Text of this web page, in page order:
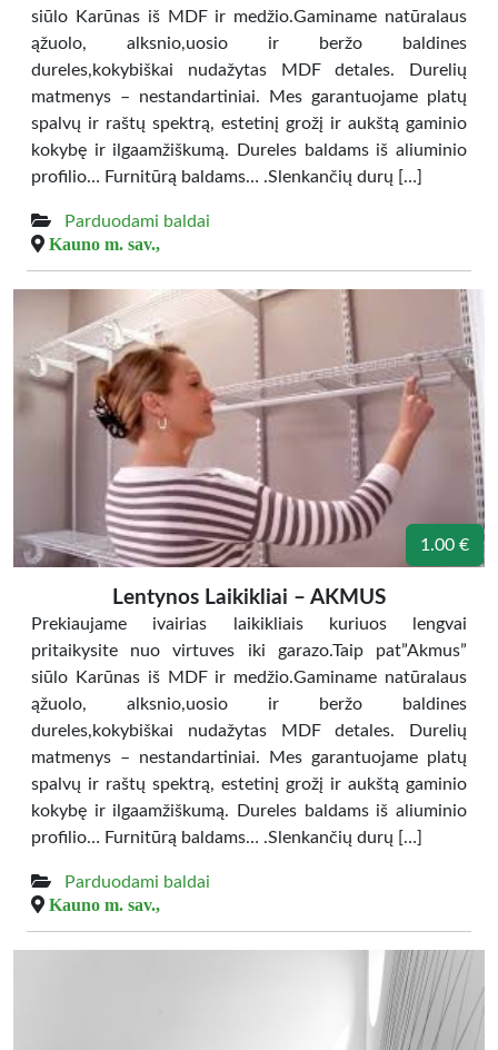
siūlo Karūnas iš MDF ir medžio.Gaminame natūralaus
ąžuolo, alksnio,uosio ir beržo baldines
dureles,kokybiškai nudažytas MDF detales. Durelių
matmenys – nestandartiniai. Mes garantuojame platų
spalvų ir raštų spektrą, estetinį grožį ir aukštą gaminio
kokybę ir ilgaamžiškumą. Dureles baldams iš aliuminio
profilio… Furnitūrą baldams… .Slenkančių durų […]
Parduodami baldai
Kauno m. sav.,
1.00 €
Lentynos Laikikliai – AKMUS
Prekiaujame ivairias laikikliais kuriuos lengvai
pritaikysite nuo virtuves iki garazo.Taip pat”Akmus”
siūlo Karūnas iš MDF ir medžio.Gaminame natūralaus
ąžuolo, alksnio,uosio ir beržo baldines
dureles,kokybiškai nudažytas MDF detales. Durelių
matmenys – nestandartiniai. Mes garantuojame platų
spalvų ir raštų spektrą, estetinį grožį ir aukštą gaminio
kokybę ir ilgaamžiškumą. Dureles baldams iš aliuminio
profilio… Furnitūrą baldams… .Slenkančių durų […]
Parduodami baldai
Kauno m. sav.,